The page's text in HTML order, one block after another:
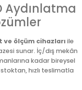
Aydınlatma
ve ölçüm cihazlarıile
sunar. İç/dış mekân
kadar bireysel
hızlı teslimatla